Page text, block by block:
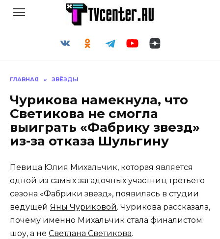
ГЛАВНАЯ » ЗВЁЗДЫ
Чурикова намекнула, что
Светикова не смогла
выиграть «Фабрику звезд»
из-за отказа Шульгину
Певица Юлия Михальчик, которая является
одной из самых загадочных участниц третьего
сезона «Фабрики звезд», появилась в студии
ведущей Яны Чуриковой. Чурикова рассказала,
почему именно Михальчик стала финалистом
шоу, а не Светлана Светикова.